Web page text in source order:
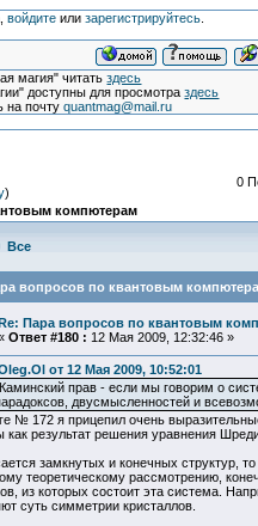
войдитеили зарегистрируйтесь.
магия" читатьздесь
доступны для просмотраздесь
на почтуquantmag@mail.ru
)
компютерам
0
Все
вопросов по квантовым
Пара вопросов по квантовым
Ответ #180 : 12 Мая 2009, 12:32:46 »
от 12 Мая 2009, 10:52:01
прав - если мы говорим о
двусмысленностей и
№ 172 я прицепил очень
как результат решения уравнения
замкнутых и конечных структур,
теоретическому рассмотрению,
из которых состоит эта система.
суть симметрии кристаллов.